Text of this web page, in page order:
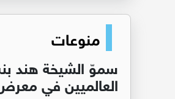
منوعات
سموّ الشيخة هند
العالميين في معرض